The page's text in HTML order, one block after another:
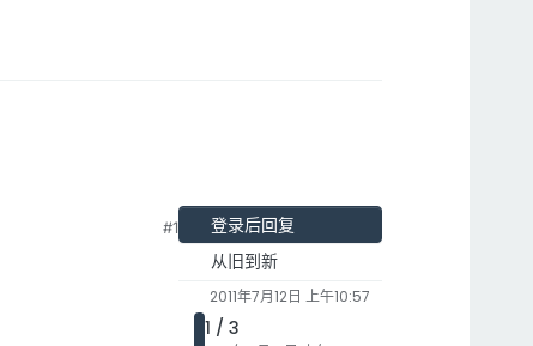
#1 登录后回复
从旧到新
2011年7月12日 上午10:57
1 / 3